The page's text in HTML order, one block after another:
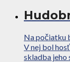
Na počiatku
V nej bol
skladba jeho